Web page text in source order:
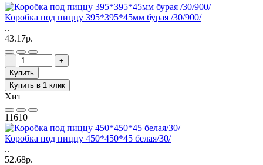
Коробка под пиццу 395*395*45мм бурая /30/900/
..
43.17р.
-
+
Купить
Купить в 1 клик
Хит
11610
Коробка под пиццу 450*450*45 белая/30/
..
52.68р.